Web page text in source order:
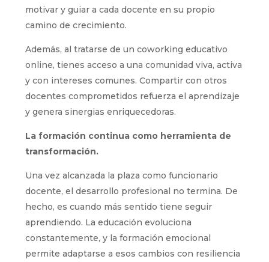
motivar y guiar a cada docente en su propio
camino de crecimiento.
Además, al tratarse de un coworking educativo
online, tienes acceso a una comunidad viva, activa
y con intereses comunes. Compartir con otros
docentes comprometidos refuerza el aprendizaje
y genera sinergias enriquecedoras.
La formación continua como herramienta de
transformación.
Una vez alcanzada la plaza como funcionario
docente, el desarrollo profesional no termina. De
hecho, es cuando más sentido tiene seguir
aprendiendo. La educación evoluciona
constantemente, y la formación emocional
permite adaptarse a esos cambios con resiliencia